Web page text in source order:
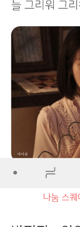
나눔 스